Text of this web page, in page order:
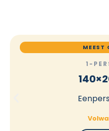
MEEST
1-